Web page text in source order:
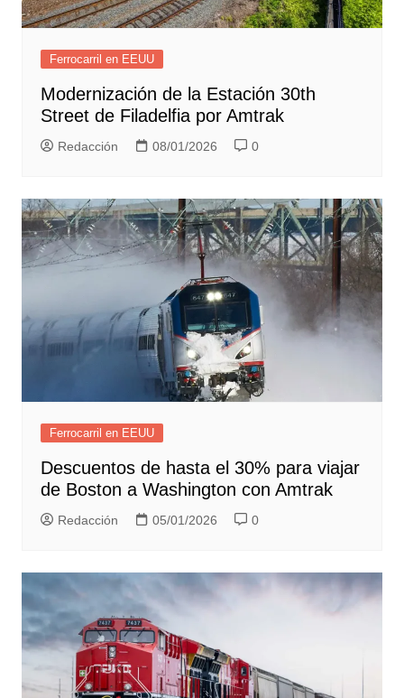
Ferrocarril en EEUU
Modernización de la Estación 30th
Street de Filadelfia por Amtrak
Redacción 08/01/2026 0
Ferrocarril en EEUU
Descuentos de hasta el 30% para viajar
de Boston a Washington con Amtrak
Redacción 05/01/2026 0